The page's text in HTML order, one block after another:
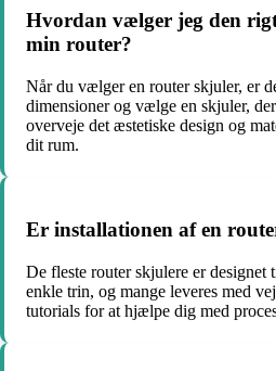
Hvordan vælger jeg den
min router?
Når du vælger en router skjuler, er
dimensioner og vælge en skjuler,
overveje det æstetiske design og
dit rum.
Er installationen af en
De fleste router skjulere er designet
enkle trin, og mange leveres med
tutorials for at hjælpe dig med